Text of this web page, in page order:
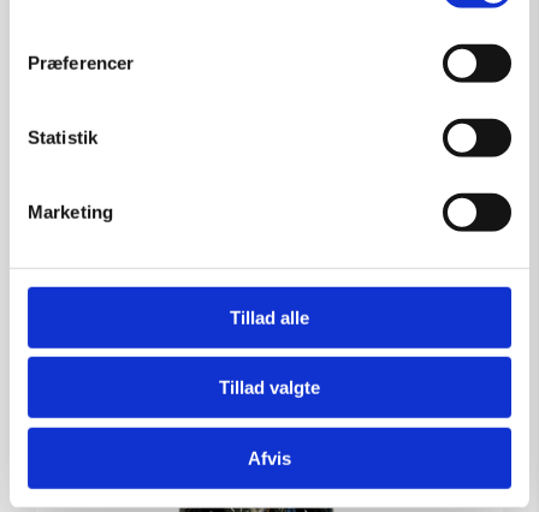
Præferencer
Statistik
Marketing
Tillad alle
Tillad valgte
Afvis